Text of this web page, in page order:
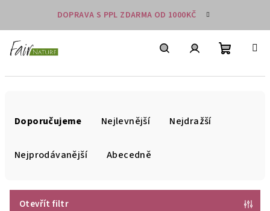
obsah
DOPRAVA S PPL ZDARMA OD 1000KČ
Nákupní
Doporučujeme Nejlevnější Nejdražší
Nejprodávanější Abecedně
Otevřít filtr